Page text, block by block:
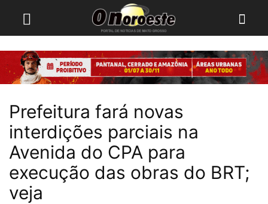
Prefeitura fará novas
interdições parciais na
Avenida do CPA para
execução das obras do BRT;
veja